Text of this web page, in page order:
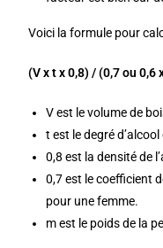
Voici la formule pour
(V x t x 0,8) / (0,7 ou 0,6
V est le volume de
t est le degré
0,8 est la densité de
0,7 est le coefficient
pour une femme.
m est le poids de la